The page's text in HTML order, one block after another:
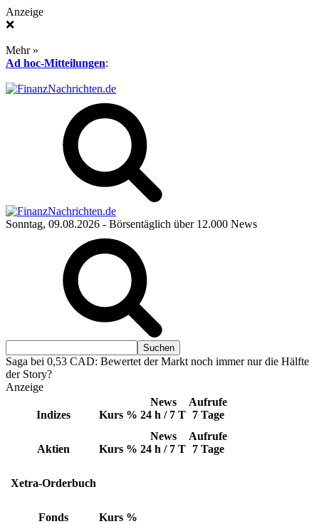
Anzeige
❌
Mehr »
Ad hoc-Mitteilungen:
Sonntag, 09.08.2026 - Börsentäglich über 12.000 News
Saga bei 0,53 CAD: Bewertet der Markt noch immer nur die Hälfte
der Story?
Anzeige
Indizes Kurs %
News
24 h / 7 T
Aufrufe
7 Tage
Aktien Kurs %
News
24 h / 7 T
Aufrufe
7 Tage
Xetra-Orderbuch
Fonds Kurs %